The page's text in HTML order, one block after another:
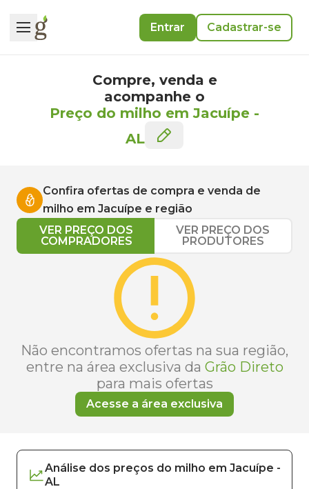
Entrar Cadastrar-se
Compre, venda e
acompanhe o
Preço do milho em Jacuípe -
AL
Confira ofertas de compra e venda de
milho em Jacuípe e região
VER PREÇO DOS
COMPRADORES
VER PREÇO DOS
PRODUTORES
Não encontramos ofertas na sua região,
entre na área exclusiva da Grão Direto
para mais ofertas
Acesse a área exclusiva
Análise dos preços do milho em Jacuípe -
AL